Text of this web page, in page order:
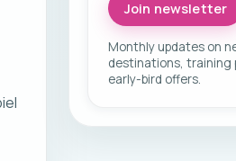
Join newsletter
Monthly updates on
destinations, training
early-bird offers.